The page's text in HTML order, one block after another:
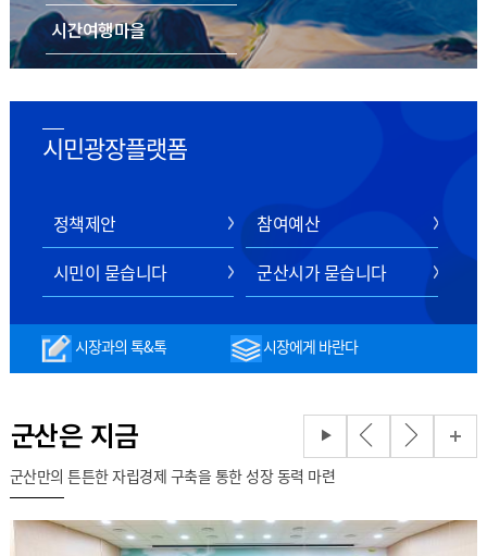
시간여행마을
스마트 관광 전자지도
시민광장플랫폼
정책제안
참여예산
시민이 묻습니다
군산시가 묻습니다
시장과의 톡&톡 시장에게 바란다
군산은 지금
군산만의 튼튼한 자립경제 구축을 통한 성장 동력 마련